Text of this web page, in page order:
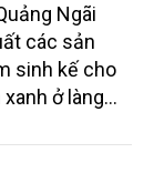
Ngãi
các sản
sinh kế cho
ở làng
trong nước